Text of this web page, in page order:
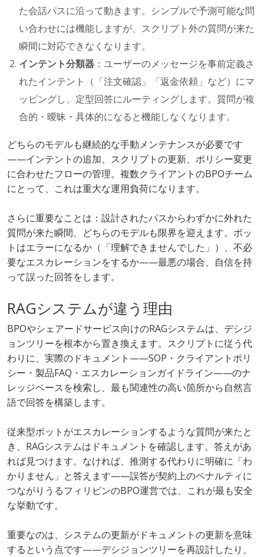
た会話パスに沿って動きます。シンプルで予測可能な問
い合わせには機能しますが、スクリプト外の質問が来た
瞬間に対応できなくなります。
インテント分類器 ：ユーザーのメッセージを事前定義さ
れたインテント（「注文確認」「返金依頼」など）にマ
ッピングし、定型回答にルーティングします。質問が複
合的・曖昧・具体的になると機能しなくなります。
どちらのモデルも継続的な手動メンテナンスが必要です
——インテントの追加、スクリプトの更新、ポリシー変更
に合わせたフローの管理。複数クライアントのBPOチーム
にとって、これは重大な運用負荷になります。
さらに重要なことは：設計されたパスからわずかに外れた
質問が来た瞬間、どちらのモデルも限界を迎えます。ボッ
トはエラーになるか（「理解できませんでした」）、不必
要なエスカレーションをするか——最悪の場合、自信を持
って誤った回答をします。
RAGシステムが違う理由
BPOやシェアードサービス向けのRAGシステムは、デシジ
ョンツリーを根本から置き換えます。スクリプトに従う代
わりに、実際のドキュメント——SOP・クライアントポリ
シー・製品FAQ・エスカレーションガイドライン——のナ
レッジベースを検索し、最も関連性の高い箇所から自然言
語で回答を構築します。
従来型ボットがエスカレーションするような質問が来たと
き、RAGシステムはドキュメントを確認します。答えがあ
れば見つけます。なければ、推測する代わりに明確に「わ
かりません」と答えます——誤答が契約上のペナルティに
つながりうるフィリピンのBPO運営では、これが最も安全
な挙動です。
重要なのは、システムの更新がドキュメントの更新を意味
するという点です——デシジョンツリーを再設計したり、